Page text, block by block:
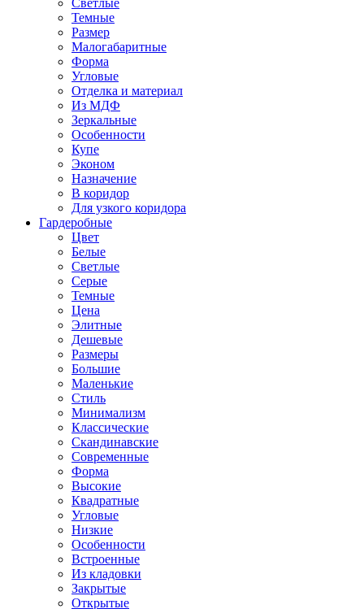
Светлые
Темные
Размер
Малогабаритные
Форма
Угловые
Отделка и материал
Из МДФ
Зеркальные
Особенности
Купе
Эконом
Назначение
В коридор
Для узкого коридора
Гардеробные
Цвет
Белые
Светлые
Серые
Темные
Цена
Элитные
Дешевые
Размеры
Большие
Маленькие
Стиль
Минимализм
Классические
Скандинавские
Современные
Форма
Высокие
Квадратные
Угловые
Низкие
Особенности
Встроенные
Из кладовки
Закрытые
Открытые